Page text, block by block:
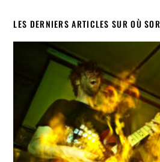
LES DERNIERS ARTICLES SUR OÙ